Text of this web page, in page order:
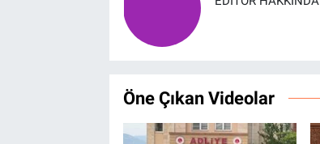
Öne Çıkan Videolar